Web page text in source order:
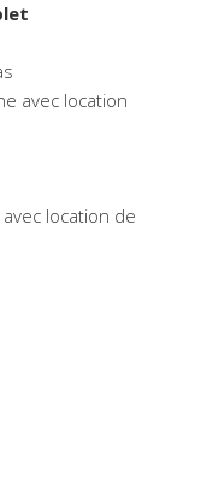
avec location
location de